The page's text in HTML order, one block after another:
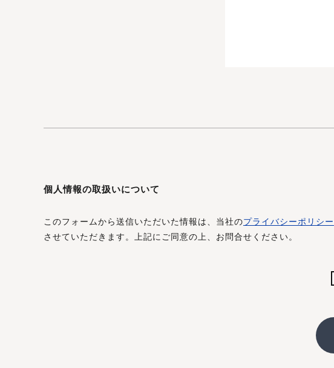
個人情報の取扱いについて
このフォームから送信いただいた情報は、当社のプライバシーポリシー
させていただきます。上記にご同意の上、お問合せください。